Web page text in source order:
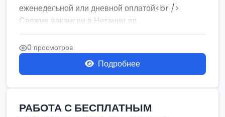
еженедельной или дневной оплатой<br />
Свежие вакансии в Нетании дл...
0 просмотров
Подробнее
РАБОТА С БЕСПЛАТНЫМ